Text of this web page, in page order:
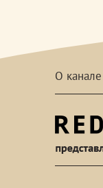
О канале